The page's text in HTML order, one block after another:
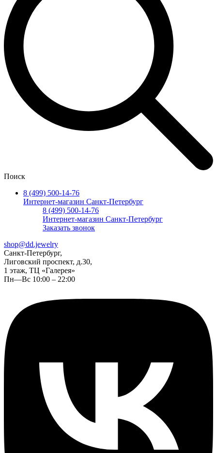
Поиск
8 (499) 500-14-76
Интернет-магазин Санкт-Петербург
8 (499) 500-14-76
Интернет-магазин Санкт-Петербург
Заказать звонок
shop@dd.jewelry
Санкт-Петербург,
Лиговский проспект, д.30,
1 этаж, ТЦ «Галерея»
Пн—Вс 10:00 – 22:00